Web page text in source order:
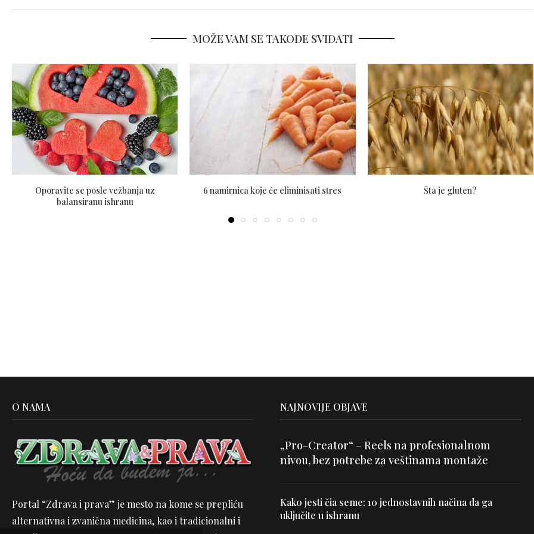
MOŽE VAM SE TAKOĐE SVIĐATI
Oporavite se posle vežbanja uz
balansiranu ishranu
6 namirnica koje će eliminisati stres Šta je gluten?
O NAMA
Portal “Zdrava i prava” je mesto na kome se prepliću
alternativna i zvanična medicina, kao i tradicionalni i
NAJNOVIJE OBJAVE
„Pro-Creator“ – Reels na profesionalnom
nivou, bez potrebe za veštinama montaže
Kako jesti čia seme: 10 jednostavnih načina da ga
uključite u ishranu